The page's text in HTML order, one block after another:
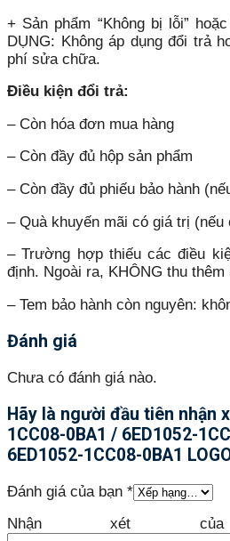
+ Sản phẩm “Không bị lỗi”
DỤNG: Không áp dụng đổi trả
phí sửa chữa.
Điều kiện đổi trả:
– Còn hóa đơn mua hàng
– Còn đầy đủ hộp sản phẩm
– Còn đầy đủ phiếu bảo hành
– Quà khuyến mãi có giá trị (nếu
– Trường hợp thiếu các điều
định. Ngoài ra, KHÔNG thu
– Tem bảo hành còn nguyên:
Đánh giá
Chưa có đánh giá nào.
Hãy là người đầu tiên nhận
1CC08-0BA1 / 6ED1052-
6ED1052-1CC08-0BA1
Đánh giá của bạn *
Nhận xét